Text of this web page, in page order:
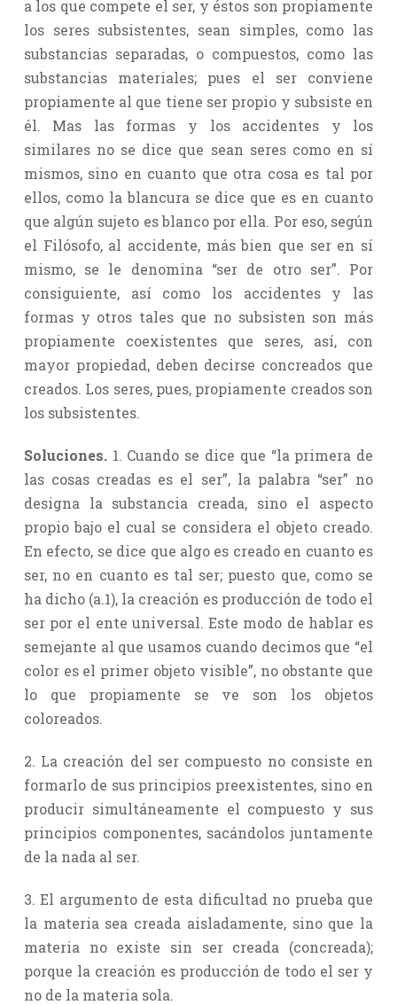
a los que compete el ser, y éstos son propiamente
los seres subsistentes, sean simples, como las
substancias separadas, o compuestos, como las
substancias materiales; pues el ser conviene
propiamente al que tiene ser propio y subsiste en
él. Mas las formas y los accidentes y los
similares no se dice que sean seres como en sí
mismos, sino en cuanto que otra cosa es tal por
ellos, como la blancura se dice que es en cuanto
que algún sujeto es blanco por ella. Por eso, según
el Filósofo, al accidente, más bien que ser en sí
mismo, se le denomina “ser de otro ser”. Por
consiguiente, así como los accidentes y las
formas y otros tales que no subsisten son más
propiamente coexistentes que seres, así, con
mayor propiedad, deben decirse concreados que
creados. Los seres, pues, propiamente creados son
los subsistentes.
Soluciones.1. Cuando se dice que “la primera de
las cosas creadas es el ser”, la palabra “ser” no
designa la substancia creada, sino el aspecto
propio bajo el cual se considera el objeto creado.
En efecto, se dice que algo es creado en cuanto es
ser, no en cuanto es tal ser; puesto que, como se
ha dicho (a.1), la creación es producción de todo el
ser por el ente universal. Este modo de hablar es
semejante al que usamos cuando decimos que “el
color es el primer objeto visible”, no obstante que
lo que propiamente se ve son los objetos
coloreados.
2. La creación del ser compuesto no consiste en
formarlo de sus principios preexistentes, sino en
producir simultáneamente el compuesto y sus
principios componentes, sacándolos juntamente
de la nada al ser.
3. El argumento de esta dificultad no prueba que
la materia sea creada aisladamente, sino que la
materia no existe sin ser creada (concreada);
porque la creación es producción de todo el ser y
no de la materia sola.